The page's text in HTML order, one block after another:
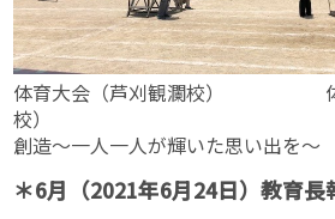
体育大会（芦刈観瀾校） 体
校）
創造～一人一人が輝いた思い出を～
＊6月（2021年6月24日）教育長